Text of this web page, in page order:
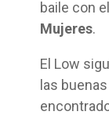
baile con
Mujeres.
El Low
las